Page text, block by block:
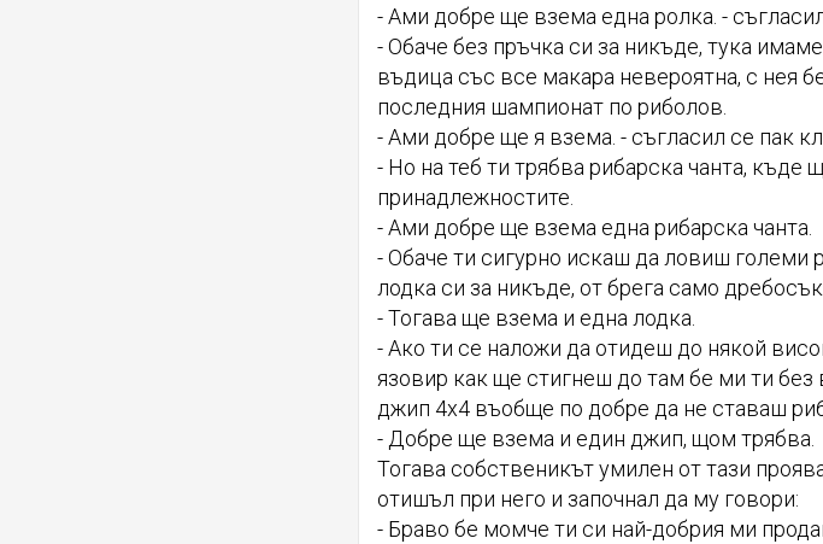
- Ами добре ще взема една ролка. -
- Обаче без пръчка си за никъде, тука
въдица със все макара невероятна, с нея
последния шампионат по риболов.
- Ами добре ще я взема. - съгласил се пак
- Но на теб ти трябва рибарска чанта, къде
принадлежностите.
- Ами добре ще взема една рибарска чанта.
- Обаче ти сигурно искаш да ловиш големи
лодка си за никъде, от брега само
- Тогава ще взема и една лодка.
- Ако ти се наложи да отидеш до някой
язовир как ще стигнеш до там бе ми ти
джип 4x4 въобще по добре да не ставаш
- Добре ще взема и един джип, щом трябва.
Тогава собственикът умилен от тази
отишъл при него и започнал да му говори:
- Браво бе момче ти си най-добрия ми